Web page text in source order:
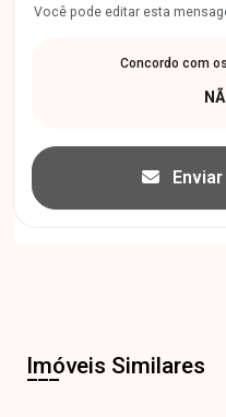
Você pode editar esta
Concordo com os
Imóveis Similares